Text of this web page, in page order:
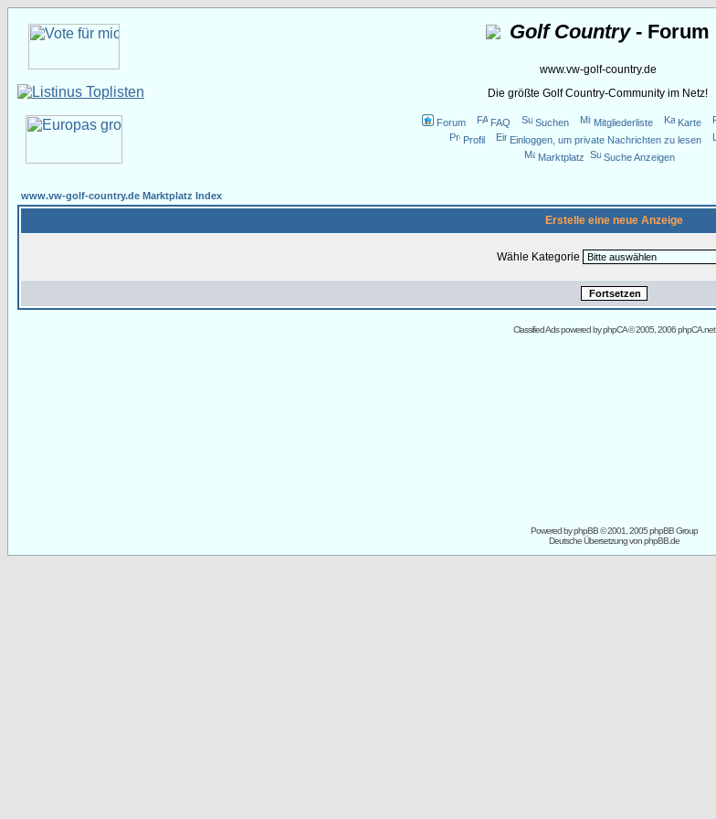
Golf Country- Forum
www.vw-golf-country.de
Die größte Golf Country-Community im Netz!
Forum FAQ Suchen Mitgliederliste Karte
Profil
Einloggen, um private Nachrichten zu lesen
Marktplatz
Suche Anzeigen
www.vw-golf-country.de Marktplatz Index
Erstelle eine neue Anzeige
Wähle Kategorie
Classified Ads powered byphpCA© 2005, 2006 phpCA.net
Powered byphpBB© 2001, 2005 phpBB Group
Deutsche Übersetzung vonphpBB.de